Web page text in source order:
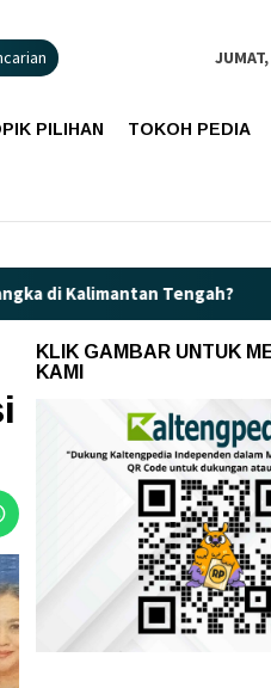
PILIHAN TOKOH PEDIA
Tengah? Kaget!
KLIK GAMBAR UNTUK
KAMI